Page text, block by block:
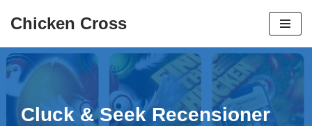
till
innehåll
Chicken Cross
Cluck & Seek Recensioner